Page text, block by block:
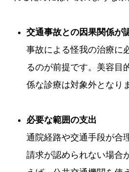
交通事故との因果関係が
事故による怪我の治療に
るのが前提です。美容目
係な診療は対象外となり
必要な範囲の支出
通院経路や交通手段が合
請求が認められない場合